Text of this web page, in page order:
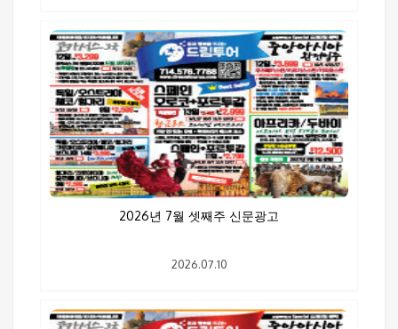
2026년 7월 셋째주 신문광고
2026.07.10